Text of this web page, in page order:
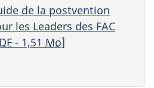
de la postvention
les Leaders des FAC
- 1,51 Mo]